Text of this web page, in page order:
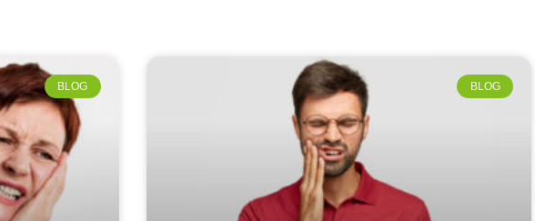
BLOG BLOG